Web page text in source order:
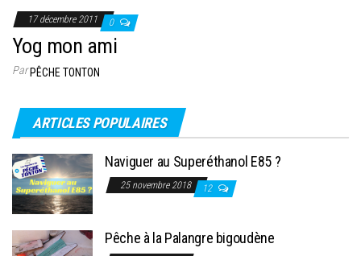
17 décembre 2011 0
Yog mon ami
ParPÊCHE TONTON
ARTICLES POPULAIRES
Naviguer au Superéthanol E85 ?
25 novembre 2018 12
Pêche à la Palangre bigoudène